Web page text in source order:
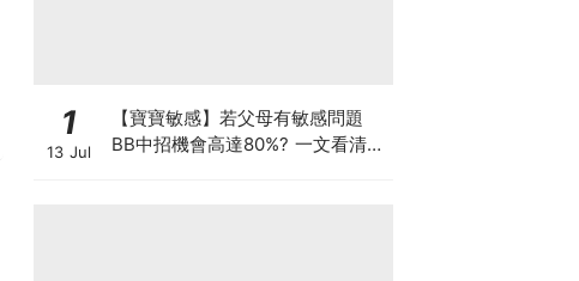
1
13 Jul
【寶寶敏感】若父母有敏感問題
BB中招機會高達80%? 一文看清預